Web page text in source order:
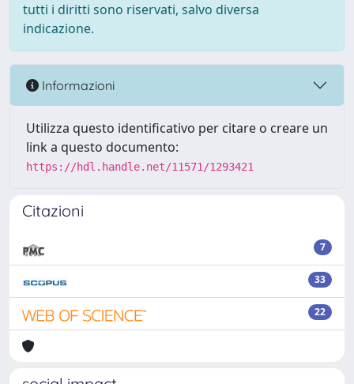
tutti i diritti sono riservati, salvo diversa
indicazione.
Informazioni
Utilizza questo identificativo per citare o creare un
link a questo documento:
https://hdl.handle.net/11571/1293421
Citazioni
7
33
22